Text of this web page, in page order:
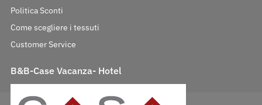
Politica Sconti
Come scegliere i tessuti
Customer Service
B&B-Case Vacanza- Hotel